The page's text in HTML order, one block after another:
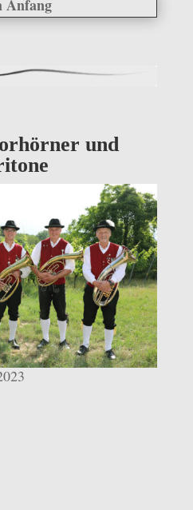
Anfang
und